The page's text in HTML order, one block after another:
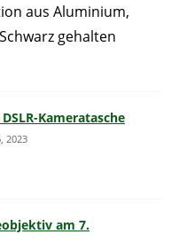
aus Aluminium,
gehalten
Kameratasche
2023
am 7.